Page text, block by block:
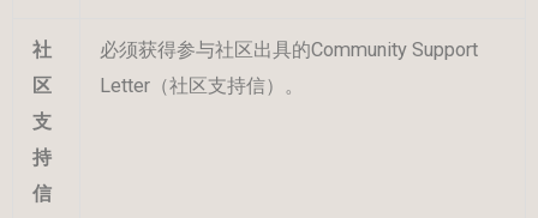
社
区
支
持
信
必须获得参与社区出具的Community Support
Letter（社区支持信）。